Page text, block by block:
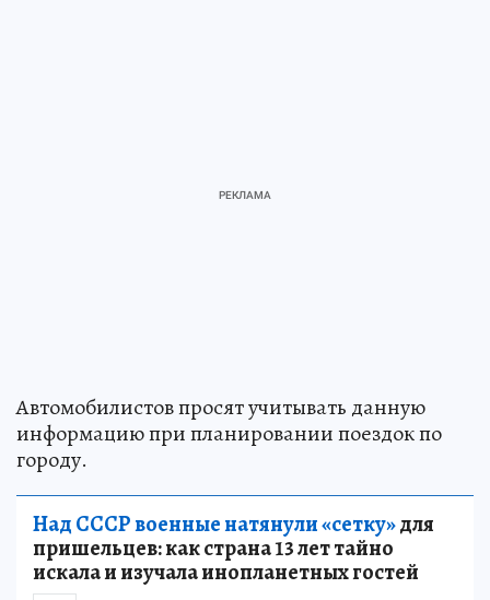
Автомобилистов просят учитывать данную
информацию при планировании поездок по
городу.
Над СССР военные натянули «сетку»для
пришельцев: как страна 13 лет тайно
искала и изучала инопланетных гостей